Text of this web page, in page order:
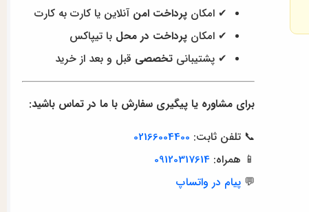
✔ امکانپرداخت امن آنلاین یا کارت به کارت
✔ امکانپرداخت در محل با تیپاکس
✔ پشتیبانیتخصصی قبل و بعد از خرید
برای مشاوره یا پیگیری سفارش با ما در تماس باشید:
📞 تلفن ثابت: 02166004400
📱 همراه:09120317614
💬پیام در واتساپ